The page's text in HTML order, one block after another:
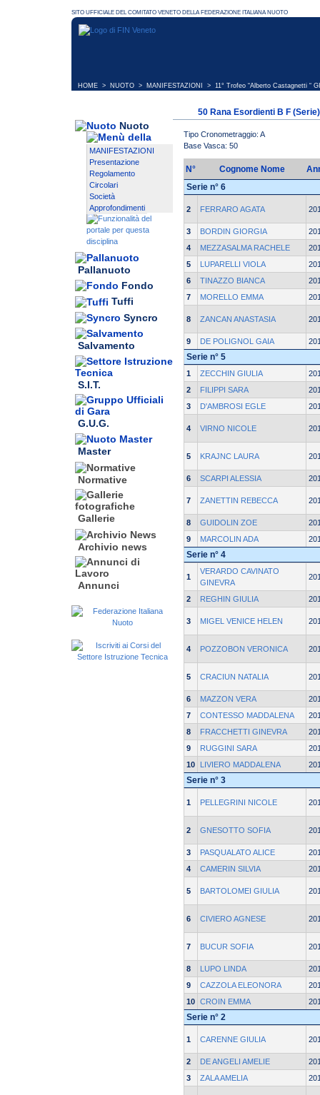
HOME > NUOTO > MANIFESTAZIONI > 11° Trofeo “Alberto Castagnetti “
Nuoto
MANIFESTAZIONI
Presentazione
Regolamento
Circolari
Società
Approfondimenti
Pallanuoto
Fondo
Tuffi
Syncro
Salvamento
S.I.T.
G.U.G.
Master
Normative
Gallerie
Archivio news
Annunci
50 Rana Esordienti B F (Serie)
Tipo Cronometraggio: A
Base Vasca: 50
N° Cognome Nome
Serie n° 6
2 FERRARO AGATA
3 BORDIN GIORGIA
4
MEZZASALMA RACHELE
5
LUPARELLI VIOLA
6
TINAZZO BIANCA
7
MORELLO EMMA
8 ZANCAN ANASTASIA
9 DE POLIGNOL GAIA
Serie n° 5
1 ZECCHIN GIULIA
2
FILIPPI SARA
3
D'AMBROSI EGLE
4 VIRNO NICOLE
5 KRAJNC LAURA
6 SCARPI ALESSIA
7 ZANETTIN REBECCA
8 GUIDOLIN ZOE
9
MARCOLIN ADA
Serie n° 4
1
VERARDO CAVINATO
GINEVRA
2 REGHIN GIULIA
3 MIGEL VENICE HELEN
4 POZZOBON VERONICA
5 CRACIUN NATALIA
6 MAZZON VERA
7
CONTESSO MADDALENA
8
FRACCHETTI GINEVRA
9
RUGGINI SARA
10
LIVIERO MADDALENA
Serie n° 3
1 PELLEGRINI NICOLE
2 GNESOTTO SOFIA
3 PASQUALATO ALICE
4
CAMERIN SILVIA
5 BARTOLOMEI GIULIA
6 CIVIERO AGNESE
7 BUCUR SOFIA
8 LUPO LINDA
9
CAZZOLA ELEONORA
10 CROIN EMMA
Serie n° 2
1 CARENNE GIULIA
2 DE ANGELI AMELIE
3
ZALA AMELIA